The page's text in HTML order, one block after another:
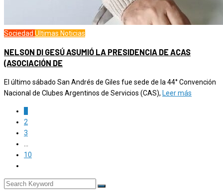
Sociedad Ultimas Noticias
NELSON DI GESÚ ASUMIÓ LA PRESIDENCIA DE ACAS
(ASOCIACIÓN DE
El último sábado San Andrés de Giles fue sede de la 44° Convención
Nacional de Clubes Argentinos de Servicios (CAS), Leer más
2
3
…
10